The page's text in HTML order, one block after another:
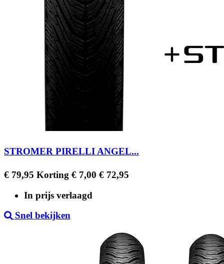
STROMER PIRELLI ANGEL...
Regular
€ 79,95 Korting € 7,00 Prijs
€ 72,95
In prijs verlaagd
Snel bekijken